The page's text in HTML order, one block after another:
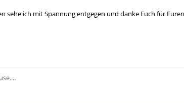
sehe ich mit Spannung entgegen und danke Euch für